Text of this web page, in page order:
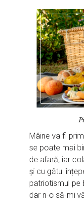
Mâine va fi
se poate mai
de afară, iar
și cu gâtul
patriotismul pe
dar n-o să-mi